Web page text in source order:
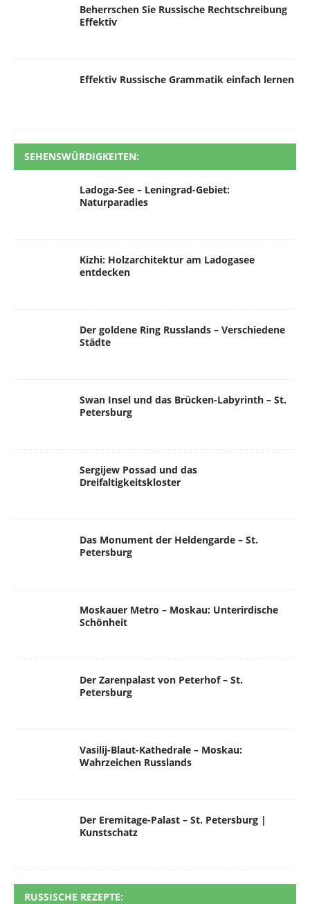
Beherrschen Sie Russische Rechtschreibung
Effektiv
Effektiv Russische Grammatik einfach lernen
SEHENSWÜRDIGKEITEN:
Ladoga-See – Leningrad-Gebiet:
Naturparadies
Kizhi: Holzarchitektur am Ladogasee
entdecken
Der goldene Ring Russlands – Verschiedene
Städte
Swan Insel und das Brücken-Labyrinth – St.
Petersburg
Sergijew Possad und das
Dreifaltigkeitskloster
Das Monument der Heldengarde – St.
Petersburg
Moskauer Metro – Moskau: Unterirdische
Schönheit
Der Zarenpalast von Peterhof – St.
Petersburg
Vasilij-Blaut-Kathedrale – Moskau:
Wahrzeichen Russlands
Der Eremitage-Palast – St. Petersburg |
Kunstschatz
RUSSISCHE REZEPTE: